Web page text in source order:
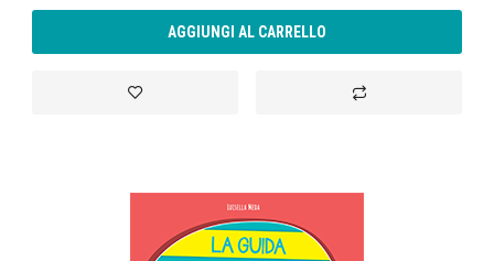
AGGIUNGI AL CARRELLO
Aggiungi alla lista desideri Aggiungi al